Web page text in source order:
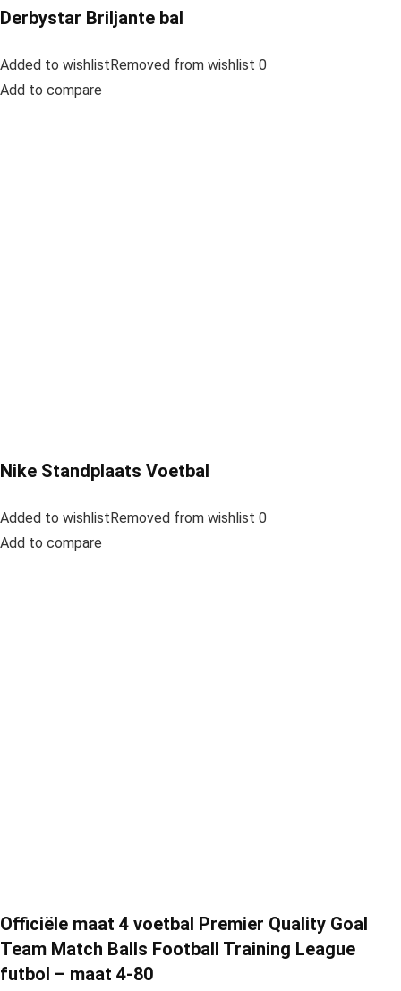
Derbystar Briljante bal
Added to wishlistRemoved from wishlist 0
Add to compare
Nike Standplaats Voetbal
Added to wishlistRemoved from wishlist 0
Add to compare
Officiële maat 4 voetbal Premier Quality Goal
Team Match Balls Football Training League
futbol – maat 4-80